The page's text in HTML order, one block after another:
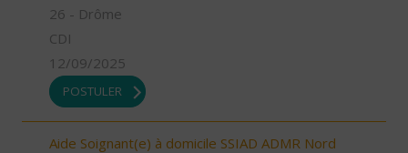
26 - Drôme
CDI
12/09/2025
POSTULER
Aide Soignant(e) à domicile SSIAD ADMR Nord